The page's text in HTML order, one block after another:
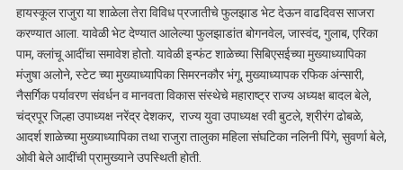
हायस्कूल राजुरा या शाळेला तेरा विविध प्रजातीचे फुलझाड भेट देऊन वाढदिवस साजरा
करण्यात आला. यावेळी भेट देण्यात आलेल्या फुलझाडांत बोगनवेल, जास्वंद, गुलाब, एरिका
पाम, क्लांचू आदींचा समावेश होतो. यावेळी इन्फंट शाळेच्या सिबिएसईच्या मुख्याध्यापिका
मंजुषा अलोने, स्टेट च्या मुख्याध्यापिका सिमरनकौर भंगू, मुख्याध्यापक रफिक अंन्सारी,
नैसर्गिक पर्यावरण संवर्धन व मानवता विकास संस्थेचे महाराष्ट्र राज्य अध्यक्ष बादल बेले,
चंद्रपूर जिल्हा उपाध्यक्ष नरेंद्र देशकर, राज्य युवा उपाध्यक्ष रवी बुटले, श्रीरंग ढोबळे,
आदर्श शाळेच्या मुख्याध्यापिका तथा राजुरा तालुका महिला संघटिका नलिनी पिंगे, सुवर्णा बेले,
ओवी बेले आदींची प्रामुख्याने उपस्थिती होती.